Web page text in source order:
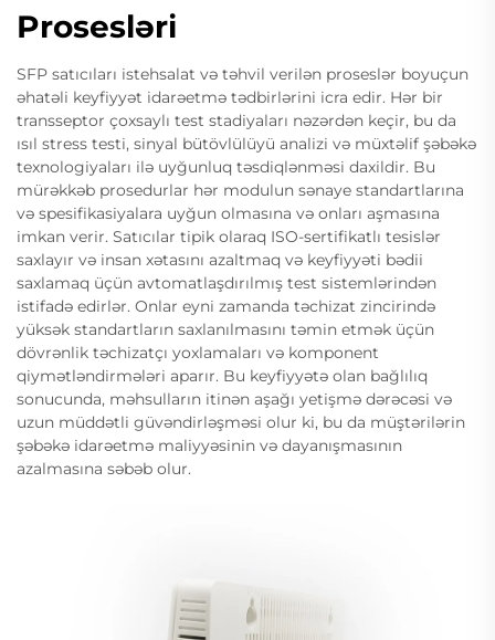
Prosesləri
SFP satıcıları istehsalat və təhvil verilən proseslər boyuçun
əhatəli keyfiyyət idarəetmə tədbirlərini icra edir. Hər bir
transseptor çoxsaylı test stadiyaları nəzərdən keçir, bu da
ısıl stress testi, sinyal bütövlülüyü analizi və müxtəlif şəbəkə
texnologiyaları ilə uyğunluq təsdiqlənməsi daxildir. Bu
mürəkkəb prosedurlar hər modulun sənaye standartlarına
və spesifikasiyalara uyğun olmasına və onları aşmasına
imkan verir. Satıcılar tipik olaraq ISO-sertifikatlı tesislər
saxlayır və insan xətasını azaltmaq və keyfiyyəti bədii
saxlamaq üçün avtomatlaşdırılmış test sistemlərindən
istifadə edirlər. Onlar eyni zamanda təchizat zincirində
yüksək standartların saxlanılmasını təmin etmək üçün
dövrənlik təchizatçı yoxlamaları və komponent
qiymətləndirmələri aparır. Bu keyfiyyətə olan bağlılıq
sonucunda, məhsulların itinən aşağı yetişmə dərəcəsi və
uzun müddətli güvəndirləşməsi olur ki, bu da müştərilərin
şəbəkə idarəetmə maliyyəsinin və dayanışmasının
azalmasına səbəb olur.